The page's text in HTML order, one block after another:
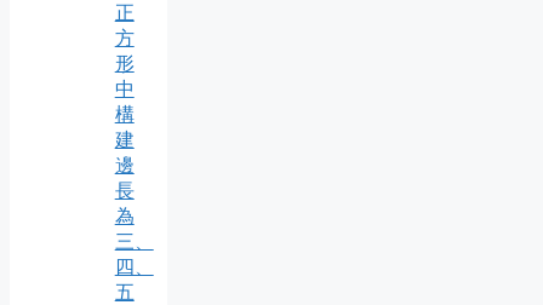
正
方
形
中
構
建
邊
長
為
三、
四、
五